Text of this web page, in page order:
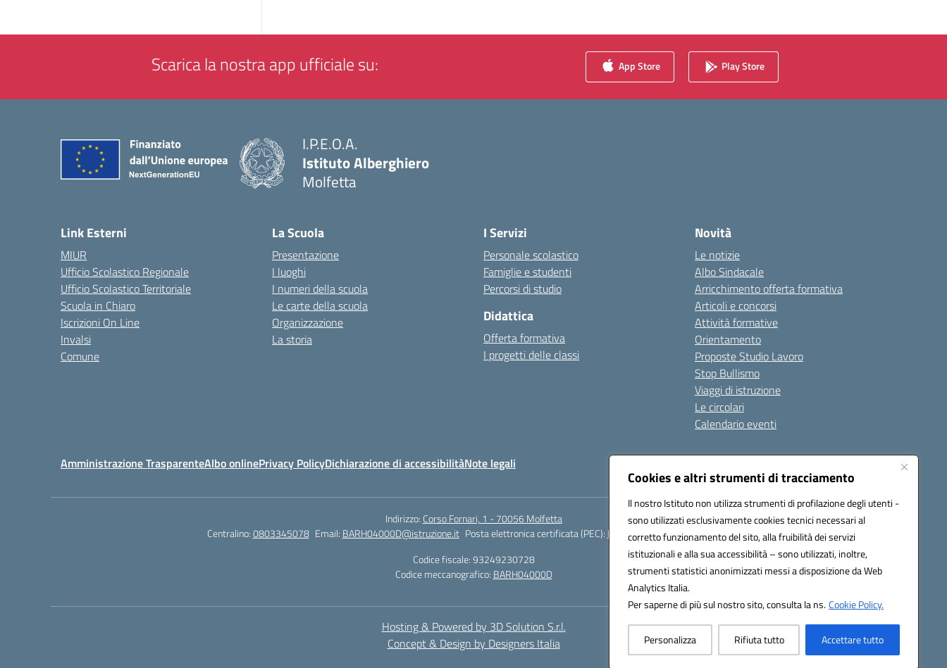
Cookies e altri strumenti di tracciamento
Il nostro Istituto non utilizza strumenti di profilazione degli utenti -
sono utilizzati esclusivamente cookies tecnici necessari al
corretto funzionamento del sito, alla fruibilità dei servizi
istituzionali e alla sua accessibilità – sono utilizzati, inoltre,
strumenti statistici anonimizzati messi a disposizione da Web
Analytics Italia.
Per saperne di più sul nostro sito, consulta la ns.Cookie Policy.
Personalizza Rifiuta tutto Accettare tutto
Scarica la nostra app ufficiale su: App Store Play Store
I.P.E.O.A.
Istituto Alberghiero
Molfetta
Link Esterni
MIUR
Ufficio Scolastico Regionale
Ufficio Scolastico Territoriale
Scuola in Chiaro
Iscrizioni On Line
Invalsi
Comune
La Scuola
Presentazione
I luoghi
I numeri della scuola
Le carte della scuola
Organizzazione
La storia
I Servizi
Personale scolastico
Famiglie e studenti
Percorsi di studio
Didattica
Offerta formativa
I progetti delle classi
Novità
Le notizie
Albo Sindacale
Arricchimento offerta formativa
Articoli e concorsi
Attività formative
Orientamento
Proposte Studio Lavoro
Stop Bullismo
Viaggi di istruzione
Le circolari
Calendario eventi
Amministrazione TrasparenteAlbo onlinePrivacy PolicyDichiarazione di accessibilitàNote legali Seguici su:
Indirizzo: Corso Fornari, 1 - 70056 Molfetta
Centralino:0803345078 Email: BARH04000D@istruzione.it Posta elettronica certificata (PEC): BARH04000D@pec.istruzione.it
Codice fiscale: 93249230728
Codice meccanografico: BARH04000D
Hosting & Powered by 3D Solution S.r.l.
Concept & Design by Designers Italia